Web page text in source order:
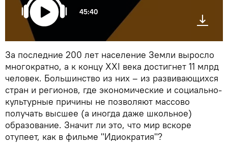
45:40
За последние 200 лет население Земли выросло
многократно, а к концу XXI века достигнет 11 млрд
человек. Большинство из них – из развивающихся
стран и регионов, где экономические и социально-
культурные причины не позволяют массово
получать высшее (а иногда даже школьное)
образование. Значит ли это, что мир вскоре
отупеет, как в фильме "Идиократия"?